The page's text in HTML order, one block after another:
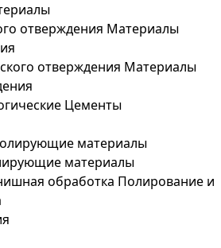
Материалы
Материалы
Цементы
материалы
Полирование и